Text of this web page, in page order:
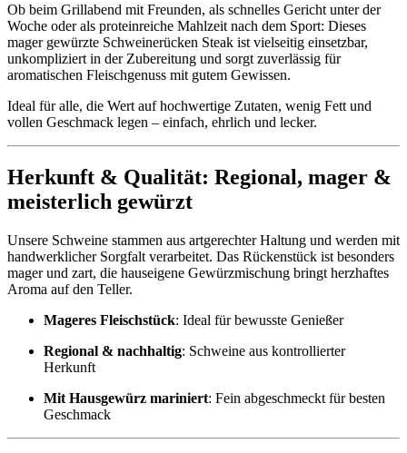
Ob beim Grillabend mit Freunden, als schnelles Gericht unter der
Woche oder als proteinreiche Mahlzeit nach dem Sport: Dieses
mager gewürzte Schweinerücken Steak ist vielseitig einsetzbar,
unkompliziert in der Zubereitung und sorgt zuverlässig für
aromatischen Fleischgenuss mit gutem Gewissen.
Ideal für alle, die Wert auf hochwertige Zutaten, wenig Fett und
vollen Geschmack legen – einfach, ehrlich und lecker.
Herkunft & Qualität: Regional, mager &
meisterlich gewürzt
Unsere Schweine stammen aus artgerechter Haltung und werden mit
handwerklicher Sorgfalt verarbeitet. Das Rückenstück ist besonders
mager und zart, die hauseigene Gewürzmischung bringt herzhaftes
Aroma auf den Teller.
Mageres Fleischstück: Ideal für bewusste Genießer
Regional & nachhaltig: Schweine aus kontrollierter
Herkunft
Mit Hausgewürz mariniert: Fein abgeschmeckt für besten
Geschmack